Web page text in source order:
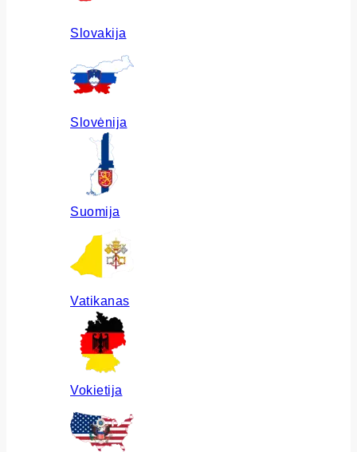
Slovakija
Slovėnija
Suomija
Vatikanas
Vokietija